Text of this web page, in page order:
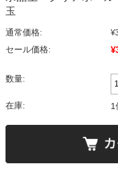
玉
通常価格:
セール価格:
数量:
在庫: 1